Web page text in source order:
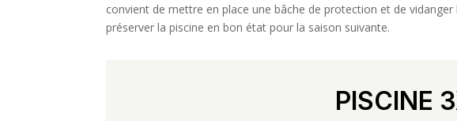
convient de mettre en place une bâche de protection et de
préserver la piscine en bon état pour la saison suivante.
PISCINE